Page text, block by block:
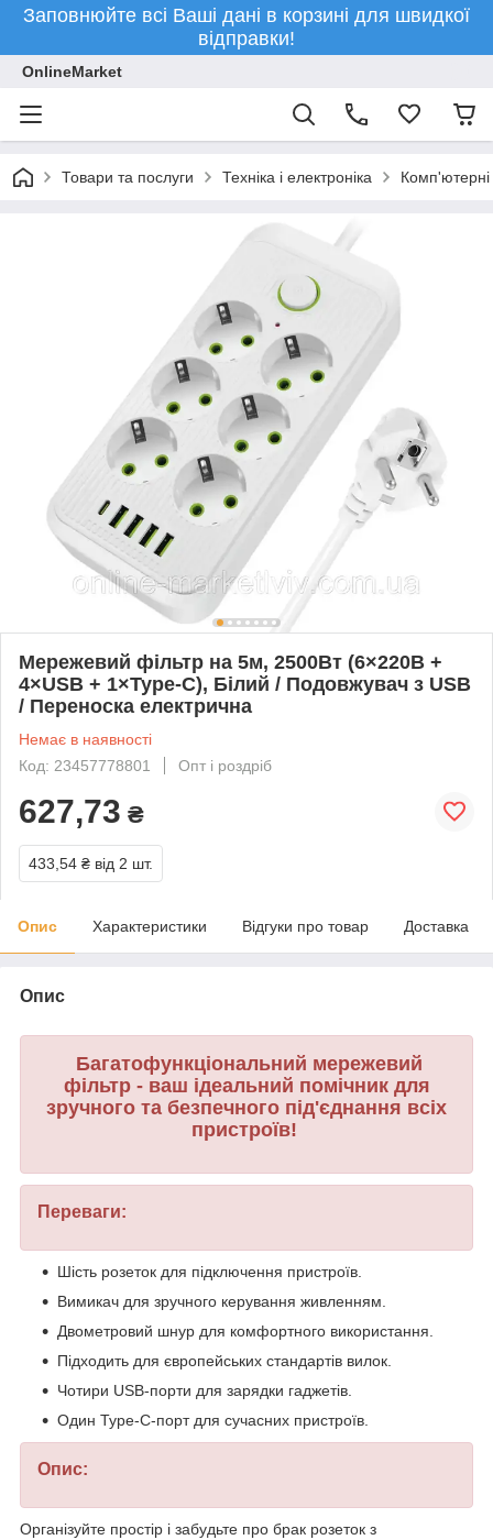
Заповнюйте всі Ваші дані в корзині для швидкої
відправки!
OnlineMarket
Товари та послуги Техніка і електроніка Комп'ютерні
Мережевий фільтр на 5м, 2500Вт (6×220В +
4×USB + 1×Type-C), Білий / Подовжувач з USB
/ Переноска електрична
Немає в наявності
Код: 23457778801
Опт і роздріб
627,73 ₴
433,54 ₴ від 2 шт.
Опис Характеристики Відгуки про товар Доставка
Опис
Багатофункціональний мережевий
фільтр - ваш ідеальний помічник для
зручного та безпечного під'єднання всіх
пристроїв!
Переваги:
Шість розеток для підключення пристроїв.
Вимикач для зручного керування живленням.
Двометровий шнур для комфортного використання.
Підходить для європейських стандартів вилок.
Чотири USB-порти для зарядки гаджетів.
Один Type-C-порт для сучасних пристроїв.
Опис:
Організуйте простір і забудьте про брак розеток з